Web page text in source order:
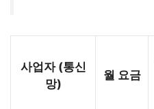
사업자 (통신
망)
월 요금